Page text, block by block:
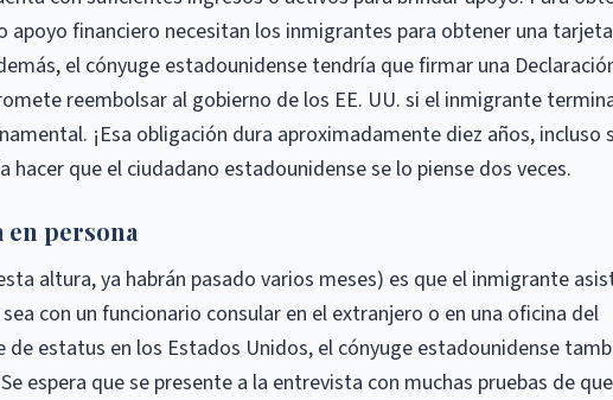
apoyo financiero necesitan los inmigrantes para obtener una tarjeta
el cónyuge estadounidense tendría que firmar una
reembolsar al gobierno de los EE. UU. si el inmigrante
¡Esa obligación dura aproximadamente diez años, incluso
hacer que el ciudadano estadounidense se lo piense dos veces.
persona
altura, ya habrán pasado varios meses) es que el inmigrante
con un funcionario consular en el extranjero o en una oficina del
de estatus en los Estados Unidos, el cónyuge estadounidense
espera que se presente a la entrevista con muchas pruebas de